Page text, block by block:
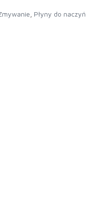
Płyny do naczyń